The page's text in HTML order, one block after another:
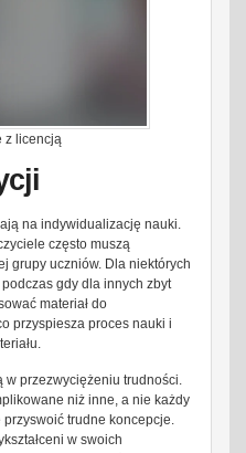
z licencją
na indywidualizację nauki.
często muszą
grupy uczniów. Dla niektórych
gdy dla innych zbyt
materiał do
przyspiesza proces nauki i
przezwyciężeniu trudności.
niż inne, a nie każdy
trudne koncepcje.
w swoich